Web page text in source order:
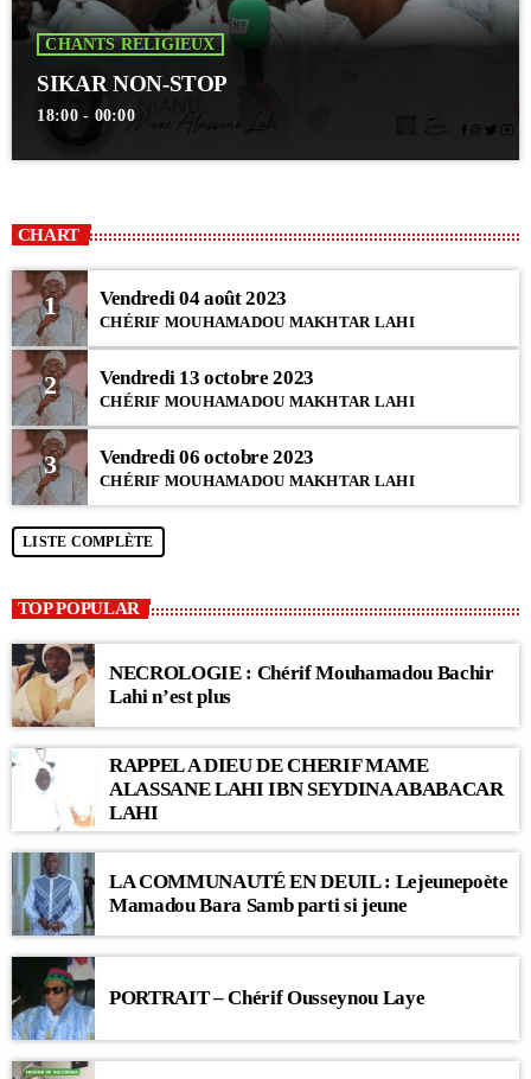
CHANTS RELIGIEUX
SIKAR NON-STOP
18:00 - 00:00
CHART
1 Vendredi 04 août 2023
CHÉRIF MOUHAMADOU MAKHTAR LAHI
2 Vendredi 13 octobre 2023
CHÉRIF MOUHAMADOU MAKHTAR LAHI
3 Vendredi 06 octobre 2023
CHÉRIF MOUHAMADOU MAKHTAR LAHI
LISTE COMPLÈTE
TOP POPULAR
NECROLOGIE : Chérif Mouhamadou Bachir
Lahi n’est plus
RAPPEL A DIEU DE CHERIF MAME
ALASSANE LAHI IBN SEYDINA ABABACAR
LAHI
LA COMMUNAUTÉ EN DEUIL : Lejeunepoète
Mamadou Bara Samb parti si jeune
PORTRAIT – Chérif Ousseynou Laye